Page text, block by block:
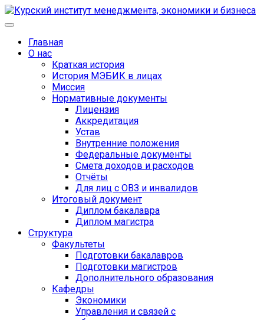
Главная
О нас
Краткая история
История МЭБИК в лицах
Миссия
Нормативные документы
Лицензия
Аккредитация
Устав
Внутренние положения
Федеральные документы
Смета доходов и расходов
Отчёты
Для лиц с ОВЗ и инвалидов
Итоговый документ
Диплом бакалавра
Диплом магистра
Структура
Факультеты
Подготовки бакалавров
Подготовки магистров
Дополнительного образования
Кафедры
Экономики
Управления и связей с